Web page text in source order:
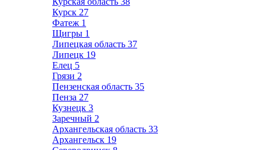
Курск 27
Фатеж 1
Щигры 1
Липецкая область 37
Липецк 19
Елец 5
Грязи 2
Пензенская область 35
Пенза 27
Кузнецк 3
Заречный 2
Архангельская область 33
Архангельск 19